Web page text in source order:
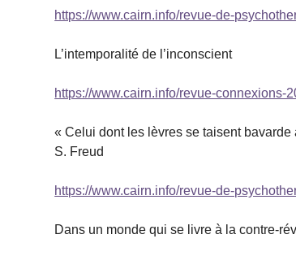
https://www.cairn.info/revue-de-
L’intemporalité de l’inconscient
https://www.cairn.info/revue-connexions-
« Celui dont les lèvres se taisent
S. Freud
https://www.cairn.info/revue-de-
Dans un monde qui se livre à la contre-